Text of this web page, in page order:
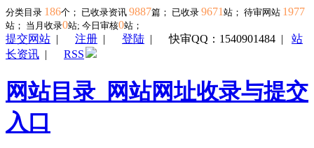
分类目录 186个； 已收录资讯 9887篇； 已收录 9671 站； 待审网站 1977
站； 当月收录0站; 今日审核0站；
提交网站 | 注册 | 登陆 |快审QQ：1540901484 | 站
长资讯 | RSS
网站目录_网站网址收录与提交
入口